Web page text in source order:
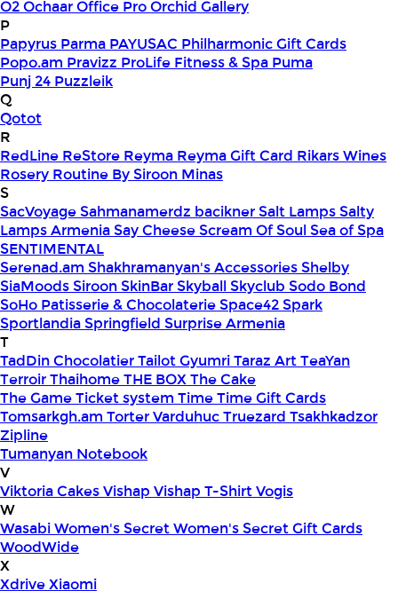
O2OchaarOffice ProOrchid Gallery
P
Papyrus Parma PAYUSAC Philharmonic Gift Cards
Popo.am Pravizz ProLife Fitness & Spa Puma
Punj 24 Puzzleik
Q
Qotot
R
RedLine ReStore Reyma Reyma Gift Card Rikars Wines
Rosery Routine By Siroon Minas
S
SacVoyageSahmanamerdz baciknerSalt LampsSalty
Lamps ArmeniaSay CheeseScream Of SoulSea of Spa
SENTIMENTAL
Serenad.am Shakhramanyan's AccessoriesShelby
SiaMoodsSiroon SkinBarSkyballSkyclub Sodo Bond
SoHo Patisserie & ChocolaterieSpace42Spark
SportlandiaSpringfield Surprise Armenia
T
TadDin ChocolatierTailot GyumriTaraz ArtTeaYan
TerroirThaihomeTHE BOXThe Cake
The GameTicket system TimeTime Gift Cards
Tomsarkgh.am Torter VarduhucTruezard Tsakhkadzor
Zipline
Tumanyan Notebook
V
Viktoria CakesVishap Vishap T-ShirtVogis
W
WasabiWomen's SecretWomen's Secret Gift Cards
WoodWide
X
XdriveXiaomi